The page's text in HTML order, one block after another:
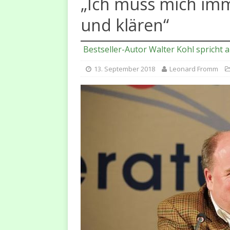
[ 25. August 2024 ]
MÄNNER-ARBEIT
MALEVOLUTION
und klären“
Bestseller-Autor Walter Kohl spricht
13. September 2018 Leonard Fromm